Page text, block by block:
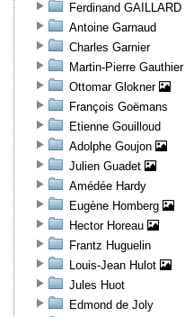
Ferdinand GAILLARD
Antoine Garnaud
Charles Garnier
Martin-Pierre Gauthier
Ottomar Glokner
François Goëmans
Etienne Gouilloud
Adolphe Goujon
Julien Guadet
Amédée Hardy
Eugène Homberg
Hector Horeau
Frantz Huguelin
Louis-Jean Hulot
Jules Huot
Edmond de Joly